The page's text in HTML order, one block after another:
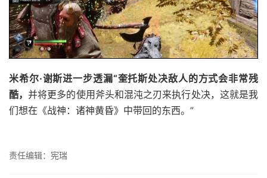
米希尔·谢斯进一步透漏“奎托斯处决敌人的方式会非常残
酷，并将更多的使用斧头和混沌之刃来执行处决，这就是我
们想在《战神：诸神黄昏》中带回的东西。”
责任编辑：宪瑞